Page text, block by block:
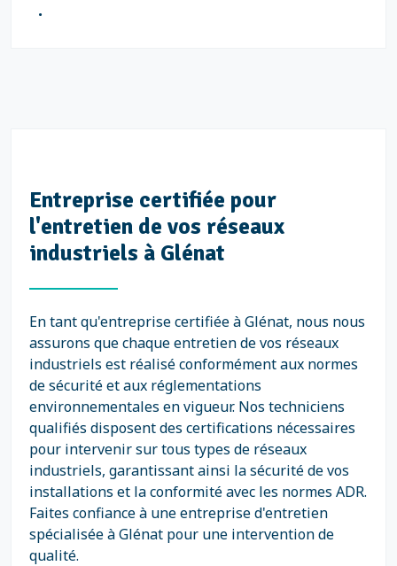
.
Entreprise certifiée pour
l'entretien de vos réseaux
industriels à Glénat
En tant qu'entreprise certifiée à Glénat, nous nous
assurons que chaque entretien de vos réseaux
industriels est réalisé conformément aux normes
de sécurité et aux réglementations
environnementales en vigueur. Nos techniciens
qualifiés disposent des certifications nécessaires
pour intervenir sur tous types de réseaux
industriels, garantissant ainsi la sécurité de vos
installations et la conformité avec les normes ADR.
Faites confiance à une entreprise d'entretien
spécialisée à Glénat pour une intervention de
qualité.